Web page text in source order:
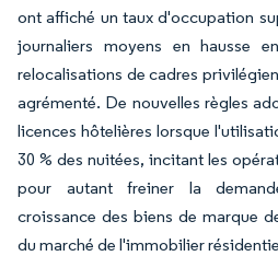
ont affiché un taux d'occupation
journaliers moyens en hausse
relocalisations de cadres
agrémenté. De nouvelles règles
licences hôtelières lorsque
30 % des nuitées, incitant les
pour autant freiner la
croissance des biens de marque
du marché de l'immobilier